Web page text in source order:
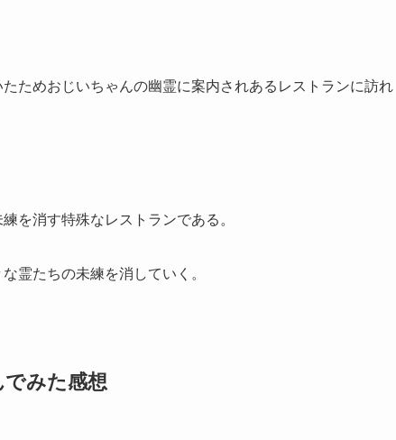
ためおじいちゃんの幽霊に案内されあるレストランに訪れ
を消す特殊なレストランである。
霊たちの未練を消していく。
みた感想